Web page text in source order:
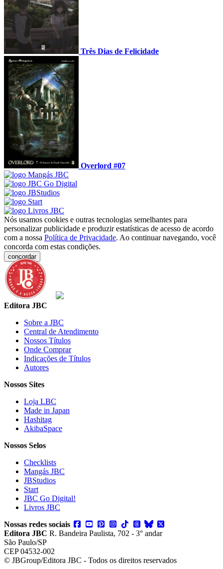
Três Dias de Felicidade
Overlord #07
Nós usamos cookies e outras tecnologias semelhantes para
personalizar publicidade e produzir estatísticas de acesso de acordo
com a nossa Política de Privacidade. Ao continuar navegando, você
concorda com estas condições.
concordar
Editora JBC
Sobre a JBC
Central de Atendimento
Nossos Títulos
Onde Comprar
Indicações de Títulos
Autores
Nossos Sites
Loja LBC
Made in Japan
Hashitag
AkibaSpace
Nossos Selos
Checklists
Mangás JBC
JBStudios
Start
JBC Go Digital!
Livros JBC
Nossas redes sociais
Editora JBC R. Bandeira Paulista, 702 - 3° andar
São Paulo/SP
CEP 04532-002
© JBGroup/Editora JBC - Todos os direitos reservados